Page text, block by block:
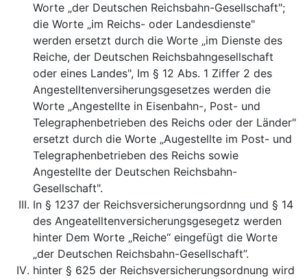
Worte „der Deutschen Reichsbahn-Gesellschaft";
die Worte „im Reichs- oder Landesdienste"
werden ersetzt durch die Worte „im Dienste des
Reiche, der Deutschen Reichsbahngesellschaft
oder eines Landes", Im § 12 Abs. 1 Ziffer 2 des
Angestelltenversiherungsgesetzes werden die
Worte „Angestellte in Eisenbahn-, Post- und
Telegraphenbetrieben des Reichs oder der Länder"
ersetzt durch die Worte „Augestellte im Post- und
Telegraphenbetrieben des Reichs sowie
Angestellte der Deutschen Reichsbahn-
Gesellschaft".
In § 1237 der Reichsversicherungsordnng und § 14
des Angeatelltenversicherungsgesegetz werden
hinter Dem Worte „Reiche‘‘ eingefügt die Worte
„der Deutschen Reichsbahn-Gesellschaft”.
hinter § 625 der Reichsversicherungsordnung wird